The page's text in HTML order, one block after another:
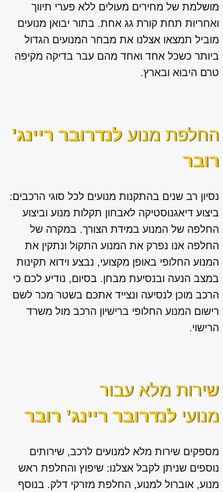
מושלמת של מחירים מעולים ללא פערי תיווך
ואחריות תחת קורת גג אחת. בתור יבואן מנועים
מוביל תמצאו אצלנו את מבחר המנועים הגדול
ביותר כשכל אחד ואחד מהם עבר בדיקה מקיפה
טרם היבוא ובארץ.
החלפת מנועלנדרובר ריינג’
רובר
נסיון רב שנים בהתקנות מנועים לכל סוגי הרכבים:
ביצוע דיאגנוסטיקה לאבחון תקלות מנוע וביצוע
החלפה של המנוע במידת הצורך. במקרה של
החלפה אנו נפרק את המנוע התקול ונתקין את
המנוע החלופי באופן מקצועי, נבצע וידוא תקינות
במצב הנעה ובנסיעת מבחן. בסיום, נודיע לכם כי
הרכב מוכן לנסיעה ונצייד אתכם בשטר מכר לשם
רישום המנוע החלופי ברישיון הרכב מול משרד
הרישוי.
שירות מלא עבור
מנועילנדרובר ריינג’ רובר
מספקים שירות מלא למנועים לרכב, שירותים
נוספים שניתן לקבל אצלנו: שיפוץ והחלפת ראש
מנוע, אוברול למנוע, החלפת מזרקי דלק. בנוסף